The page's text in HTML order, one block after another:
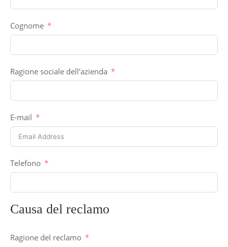
Cognome
Ragione sociale dell'azienda
E-mail
Telefono
Causa del reclamo
Ragione del reclamo